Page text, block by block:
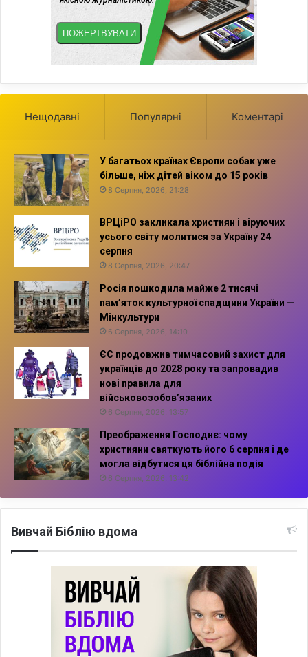
Нещодавні Популярні Коментарі
У багатьох країнах Європи собак уже
більше, ніж дітей віком до 15 років
8 Серпня, 2026, 21:28
ВРЦіРО закликала християн і віруючих
усього світу молитися за Україну 24
серпня
8 Серпня, 2026, 20:47
Росія пошкодила майже 2 тисячі
пам’яток культурної спадщини України —
Мінкультури
6 Серпня, 2026, 14:10
ЄС продовжив тимчасовий захист для
українців до 2028 року та запровадив
нові правила для
військовозобов’язаних
6 Серпня, 2026, 13:57
Преображення Господнє: чому
християни святкують його 6 серпня і де
могла відбутися ця біблійна подія
6 Серпня, 2026, 13:42
Вивчай Біблію вдома